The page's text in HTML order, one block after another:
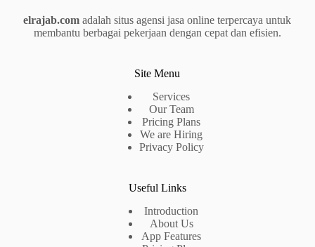
elrajab.com adalah situs agensi jasa online terpercaya untuk
membantu berbagai pekerjaan dengan cepat dan efisien.
Site Menu
Services
Our Team
Pricing Plans
We are Hiring
Privacy Policy
Useful Links
Introduction
About Us
App Features